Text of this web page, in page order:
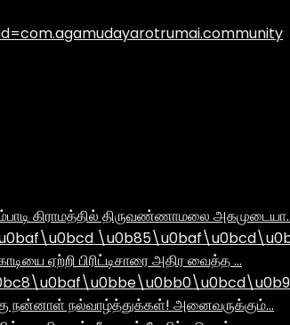
கிராமத்தில் திருவண்ணாமலை
ஏற்றி பிரிட்டிசாரை அதிர வைத்த …
நன்னாள் நல்வாழ்த்துக்கள்! அனைவருக்கும்…